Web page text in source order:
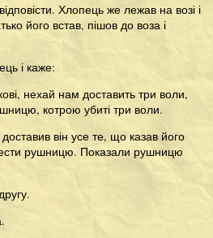
Хлопець же лежав на возі і
його встав, пішов до воза і
і каже:
нехай нам доставить три воли,
котрою убиті три воли.
він усе те, що казав його
рушницю. Показали рушницю